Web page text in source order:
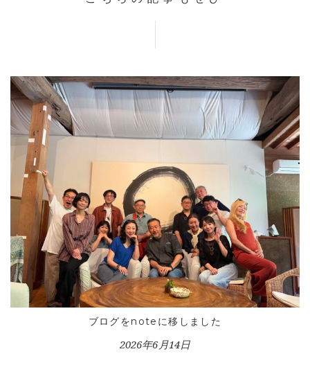
HOME
INFORMATION
VOICE GALLERY
WORKS
ブログをnoteに移しました
2026年6月14日